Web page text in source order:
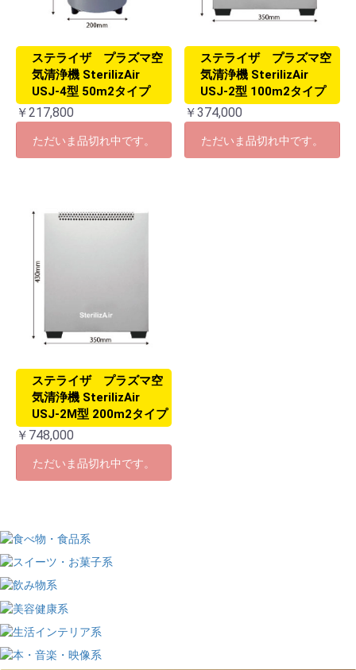
ステライザ プラズマ空
気清浄機 SterilizAir
USJ-4型 50m2タイプ
￥217,800
ただいま品切れ中です。
ステライザ プラズマ空
気清浄機 SterilizAir
USJ-2型 100m2タイプ
￥374,000
ただいま品切れ中です。
ステライザ プラズマ空
気清浄機 SterilizAir
USJ-2M型 200m2タイプ
￥748,000
ただいま品切れ中です。